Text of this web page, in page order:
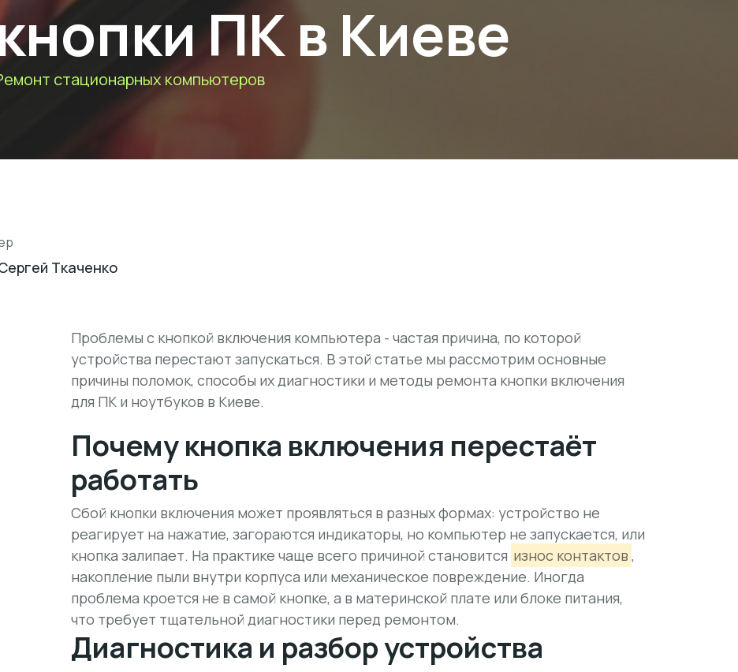
ПК в Киеве
стационарных компьютеров
Ткаченко
Проблемы с кнопкой включения компьютера - частая причина, по которой
устройства перестают запускаться. В этой статье мы рассмотрим основные
причины поломок, способы их диагностики и методы ремонта кнопки включения
для ПК и ноутбуков в Киеве.
Почему кнопка включения перестаёт
работать
Сбой кнопки включения может проявляться в разных формах: устройство не
реагирует на нажатие, загораются индикаторы, но компьютер не запускается, или
кнопка залипает. На практике чаще всего причиной становится износ контактов ,
накопление пыли внутри корпуса или механическое повреждение. Иногда
проблема кроется не в самой кнопке, а в материнской плате или блоке питания,
что требует тщательной диагностики перед ремонтом.
Диагностика и разбор устройства